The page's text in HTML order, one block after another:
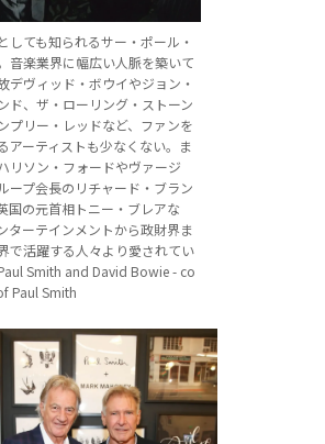
しても知られるサー・ポール・
音楽業界に幅広い人脈を築いて
デヴィッド・ボウイやジョン・
ド、ザ・ローリング・ストーン
プリー・レッドなど、ファンを
アーティストも少なくない。ま
リソン・フォードやヴァージ
ープ会長のリチャード・ブラン
国の元首相トニー・ブレアな
ターテインメントから政財界ま
で活躍する人々より愛されてい
Smith and David Bowie - co
Paul Smith